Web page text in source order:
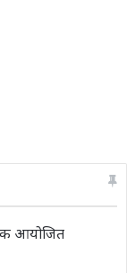
आयोजित